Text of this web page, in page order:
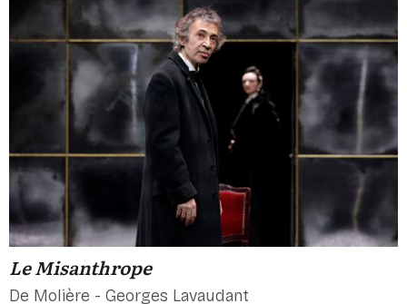
Le Misanthrope
De Molière - Georges Lavaudant